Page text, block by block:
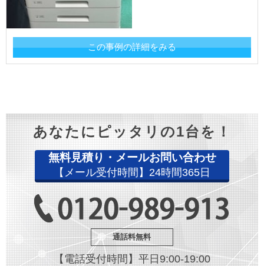
この事例の詳細をみる
あなたにピッタリの1台を！
無料見積り・メールお問い合わせ
【メール受付時間】24時間365日
通話料無料
【電話受付時間】平日9:00-19:00